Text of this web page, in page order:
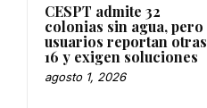
CESPT admite 32
colonias sin agua, pero
usuarios reportan otras
16 y exigen soluciones
agosto 1, 2026